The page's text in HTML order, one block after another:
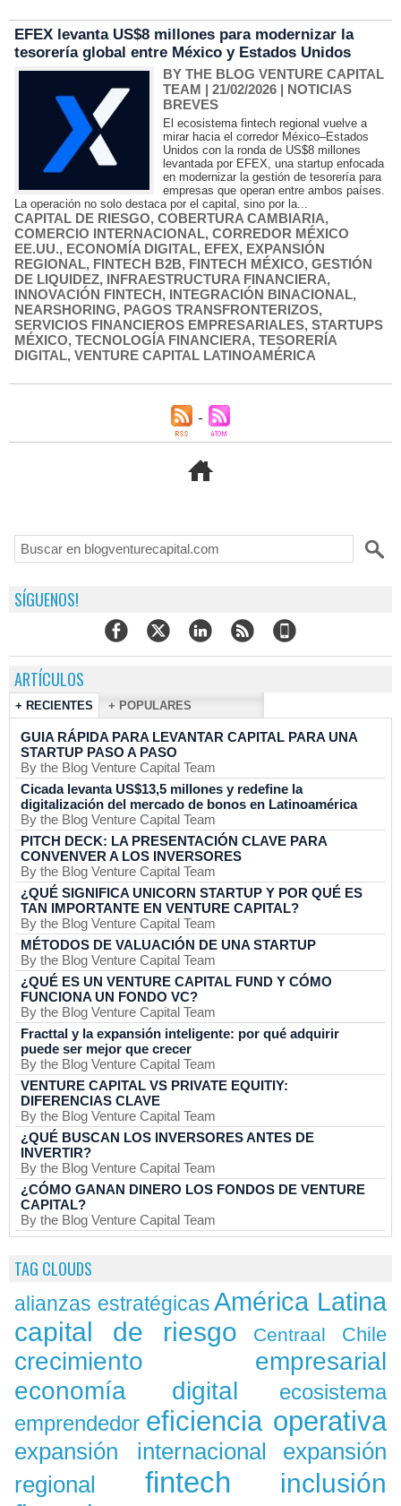
EFEX levanta US$8 millones para modernizar la
tesorería global entre México y Estados Unidos
BY THE BLOG VENTURE CAPITAL
TEAM | 21/02/2026 | NOTICIAS
BREVES
El ecosistema fintech regional vuelve a
mirar hacia el corredor México–Estados
Unidos con la ronda de US$8 millones
levantada por EFEX, una startup enfocada
en modernizar la gestión de tesorería para
empresas que operan entre ambos países.
La operación no solo destaca por el capital, sino por la...
CAPITAL DE RIESGO, COBERTURA CAMBIARIA,
COMERCIO INTERNACIONAL, CORREDOR MÉXICO
EE.UU., ECONOMÍA DIGITAL, EFEX, EXPANSIÓN
REGIONAL, FINTECH B2B, FINTECH MÉXICO, GESTIÓN
DE LIQUIDEZ, INFRAESTRUCTURA FINANCIERA,
INNOVACIÓN FINTECH, INTEGRACIÓN BINACIONAL,
NEARSHORING, PAGOS TRANSFRONTERIZOS,
SERVICIOS FINANCIEROS EMPRESARIALES, STARTUPS
MÉXICO, TECNOLOGÍA FINANCIERA, TESORERÍA
DIGITAL, VENTURE CAPITAL LATINOAMÉRICA
SÍGUENOS!
ARTÍCULOS
+ RECIENTES + POPULARES
GUIA RÁPIDA PARA LEVANTAR CAPITAL PARA UNA
STARTUP PASO A PASO
By the Blog Venture Capital Team
Cicada levanta US$13,5 millones y redefine la
digitalización del mercado de bonos en Latinoamérica
By the Blog Venture Capital Team
PITCH DECK: LA PRESENTACIÓN CLAVE PARA
CONVENVER A LOS INVERSORES
By the Blog Venture Capital Team
¿QUÉ SIGNIFICA UNICORN STARTUP Y POR QUÉ ES
TAN IMPORTANTE EN VENTURE CAPITAL?
By the Blog Venture Capital Team
MÉTODOS DE VALUACIÓN DE UNA STARTUP
By the Blog Venture Capital Team
¿QUÉ ES UN VENTURE CAPITAL FUND Y CÓMO
FUNCIONA UN FONDO VC?
By the Blog Venture Capital Team
Fracttal y la expansión inteligente: por qué adquirir
puede ser mejor que crecer
By the Blog Venture Capital Team
VENTURE CAPITAL VS PRIVATE EQUITIY:
DIFERENCIAS CLAVE
By the Blog Venture Capital Team
¿QUÉ BUSCAN LOS INVERSORES ANTES DE
INVERTIR?
By the Blog Venture Capital Team
¿CÓMO GANAN DINERO LOS FONDOS DE VENTURE
CAPITAL?
By the Blog Venture Capital Team
TAG CLOUDS
alianzas estratégicas América Latina
capital de riesgo Centraal Chile
crecimiento empresarial
economía digital
ecosistema
emprendedor eficiencia operativa
expansión internacional
expansión
regional
fintech
inclusión